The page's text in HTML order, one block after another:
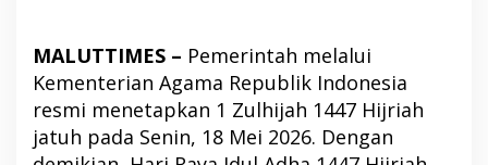
MALUTTIMES – Pemerintah melalui
Kementerian Agama Republik Indonesia
resmi menetapkan 1 Zulhijah 1447 Hijriah
jatuh pada Senin, 18 Mei 2026. Dengan